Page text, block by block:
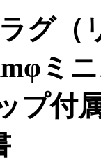
グ（
ミ
プ付